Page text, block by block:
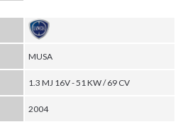
MUSA
1.3 MJ 16V - 51 KW / 69 CV
2004